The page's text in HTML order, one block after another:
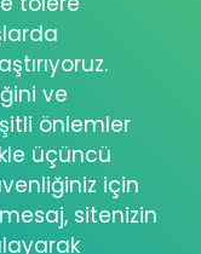
ve
önlemler
üçüncü
için
sitenizin